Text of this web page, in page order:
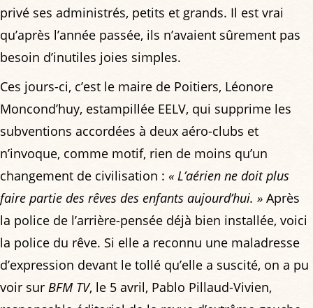
privé ses administrés, petits et grands. Il est vrai
qu’après l’année passée, ils n’avaient sûrement pas
besoin d’inutiles joies simples.
Ces jours-ci, c’est le maire de Poitiers, Léonore
Moncond’huy, estampillée EELV, qui supprime les
subventions accordées à deux aéro-clubs et
n’invoque, comme motif, rien de moins qu’un
changement de civilisation : « L’aérien ne doit plus
faire partie des rêves des enfants aujourd’hui. » Après
la police de l’arrière-pensée déjà bien installée, voici
la police du rêve. Si elle a reconnu une maladresse
d’expression devant le tollé qu’elle a suscité, on a pu
voir sur BFM TV, le 5 avril, Pablo Pillaud-Vivien,